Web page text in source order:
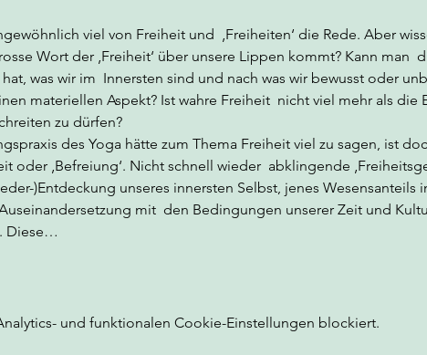
viel von Freiheit und  ‚Freiheiten‘ die Rede. Aber
Wort der ‚Freiheit‘ über unsere Lippen kommt? Kann man
was wir im  Innersten sind und nach was wir bewusst oder
materiellen Aspekt? Ist wahre Freiheit  nicht viel mehr als die
zu dürfen?
des Yoga hätte zum Thema Freiheit viel zu sagen, ist
oder ‚Befreiung‘. Nicht schnell wieder  abklingende
)Entdeckung unseres innersten Selbst, jenes Wesensanteils
mit  den Bedingungen unserer Zeit und
Diese…
und funktionalen Cookie-Einstellungen blockiert.